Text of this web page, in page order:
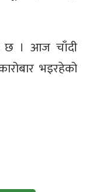
छ । आज चाँदी
भइरहेको